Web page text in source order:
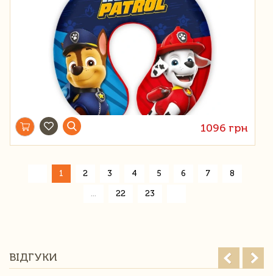
1096 грн
1 2 3 4 5 6 7 8
22 23
ВІДГУКИ